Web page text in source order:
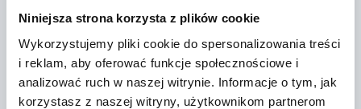
Niniejsza strona korzysta z plików cookie
Wykorzystujemy pliki cookie do spersonalizowania treści
i reklam, aby oferować funkcje społecznościowe i
analizować ruch w naszej witrynie. Informacje o tym, jak
korzystasz z naszej witryny, użytkownikom partnerom
Jaskółek 21
+
−